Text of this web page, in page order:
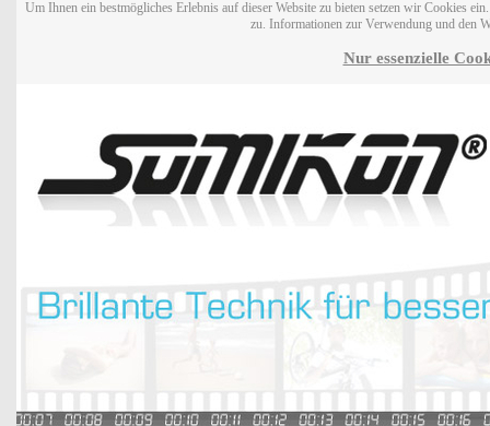
Um Ihnen ein bestmögliches Erlebnis auf dieser Website zu bieten setzen wir Cookies
zu. Informationen zur Verwendung und den
Nur essenzielle